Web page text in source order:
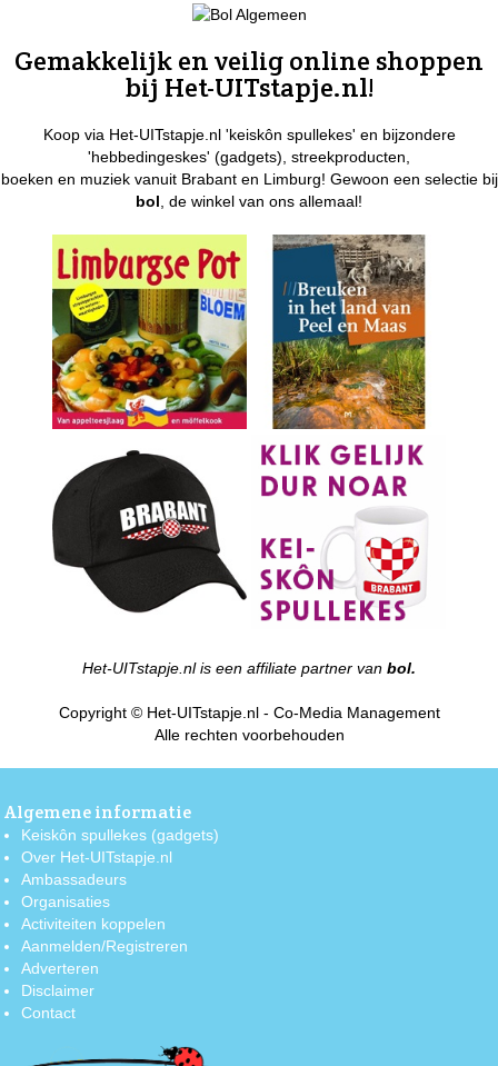
Gemakkelijk en veilig online shoppen
bij Het-UITstapje.nl!
Koop via Het-UITstapje.nl 'keiskôn spullekes' en bijzondere
'hebbedingeskes' (gadgets), streekproducten,
boeken en muziek vanuit Brabant en Limburg! Gewoon een selectie bij
bol , de winkel van ons allemaal!
Het-UITstapje.nl is een affiliate partner van bol.
Copyright © Het-UITstapje.nl - Co-Media Management
Alle rechten voorbehouden
Algemene informatie
Keiskôn spullekes (gadgets)
Over Het-UITstapje.nl
Ambassadeurs
Organisaties
Activiteiten koppelen
Aanmelden/Registreren
Adverteren
Disclaimer
Contact